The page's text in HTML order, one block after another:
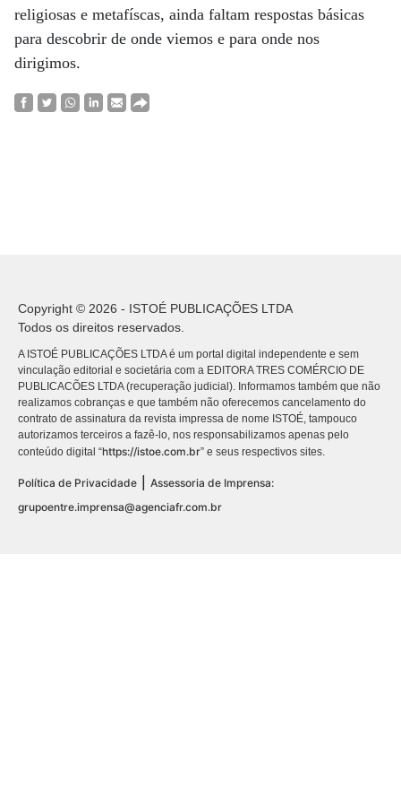
religiosas e metafíscas, ainda faltam respostas básicas
para descobrir de onde viemos e para onde nos
dirigimos.
Copyright © 2026 - ISTOÉ PUBLICAÇÕES LTDA
Todos os direitos reservados.
A ISTOÉ PUBLICAÇÕES LTDA é um portal digital independente e sem
vinculação editorial e societária com a EDITORA TRES COMÉRCIO DE
PUBLICACÕES LTDA (recuperação judicial). Informamos também que não
realizamos cobranças e que também não oferecemos cancelamento do
contrato de assinatura da revista impressa de nome ISTOÉ, tampouco
autorizamos terceiros a fazê-lo, nos responsabilizamos apenas pelo
conteúdo digital “https://istoe.com.br” e seus respectivos sites.
Política de Privacidade
Assessoria de Imprensa:
grupoentre.imprensa@agenciafr.com.br